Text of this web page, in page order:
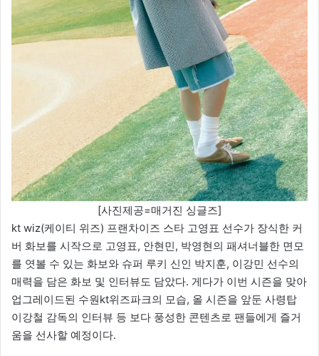
[사진제공=매거진 싱글즈]
kt wiz(케이티 위즈) 프랜차이즈 스타 고영표 선수가 장식한 커
버 화보를 시작으로 고영표, 안현민, 박영현의 패셔너블한 면모
를 엿볼 수 있는 화보와 슈퍼 루키 신인 박지훈, 이강민 선수의
매력을 담은 화보 및 인터뷰도 담았다. 게다가 이번 시즌을 맞아
업그레이드된 수원kt위즈파크의 모습, 올 시즌을 앞둔 사령탑
이강철 감독의 인터뷰 등 보다 풍성한 콘텐츠로 팬들에게 즐거
움을 선사할 예정이다.